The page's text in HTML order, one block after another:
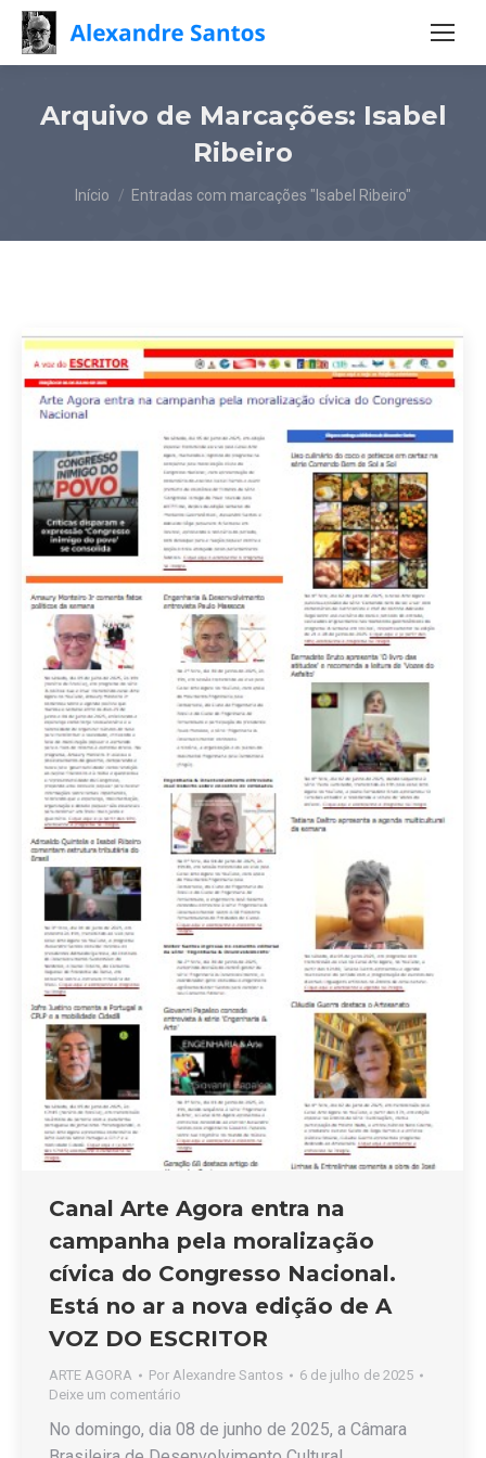
Arquivo de Marcações: Isabel
Ribeiro
Você está aqui:
Início Entradas com marcações "Isabel Ribeiro"
Canal Arte Agora entra na
campanha pela moralização
cívica do Congresso Nacional.
Está no ar a nova edição de A
VOZ DO ESCRITOR
ARTE AGORA Por Alexandre Santos
6 de julho de 2025
Deixe um comentário
No domingo, dia 08 de junho de 2025, a Câmara